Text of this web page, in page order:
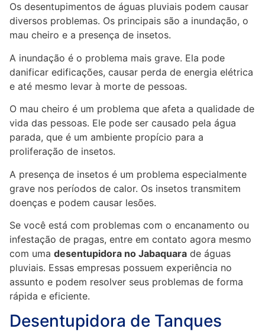
Os desentupimentos de águas pluviais podem causar
diversos problemas. Os principais são a inundação, o
mau cheiro e a presença de insetos.
A inundação é o problema mais grave. Ela pode
danificar edificações, causar perda de energia elétrica
e até mesmo levar à morte de pessoas.
O mau cheiro é um problema que afeta a qualidade de
vida das pessoas. Ele pode ser causado pela água
parada, que é um ambiente propício para a
proliferação de insetos.
A presença de insetos é um problema especialmente
grave nos períodos de calor. Os insetos transmitem
doenças e podem causar lesões.
Se você está com problemas com o encanamento ou
infestação de pragas, entre em contato agora mesmo
com uma desentupidora no Jabaquara de águas
pluviais. Essas empresas possuem experiência no
assunto e podem resolver seus problemas de forma
rápida e eficiente.
Desentupidora de Tanques